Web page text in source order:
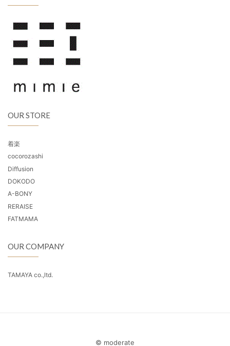
OUR STORE
着楽
cocorozashi
Diffusion
DOKODO
A-BONY
RERAISE
FATMAMA
OUR COMPANY
TAMAYA co.,ltd.
© moderate